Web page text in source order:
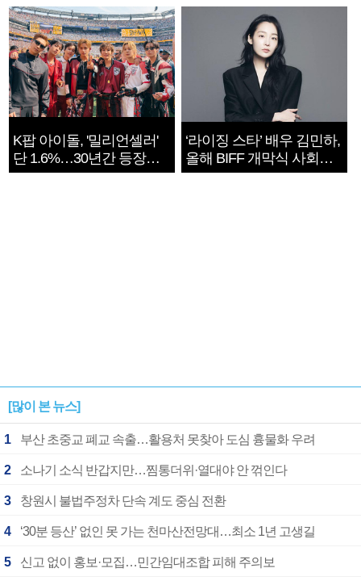
지는 ‘전쟁 속죄’
K팝 아이돌, '밀리언셀러'
단 1.6%…30년간 등장
1182개팀 전수조사
‘라이징 스타’ 배우 김민하,
올해 BIFF 개막식 사회자
확정
[많이 본 뉴스]
1 부산 초중교 폐교 속출…활용처 못찾아 도심 흉물화 우려
2 소나기 소식 반갑지만…찜통더위·열대야 안 꺾인다
3 창원시 불법주정차 단속 계도 중심 전환
4 ‘30분 등산’ 없인 못 가는 천마산전망대…최소 1년 고생길
5 신고 없이 홍보·모집…민간임대조합 피해 주의보